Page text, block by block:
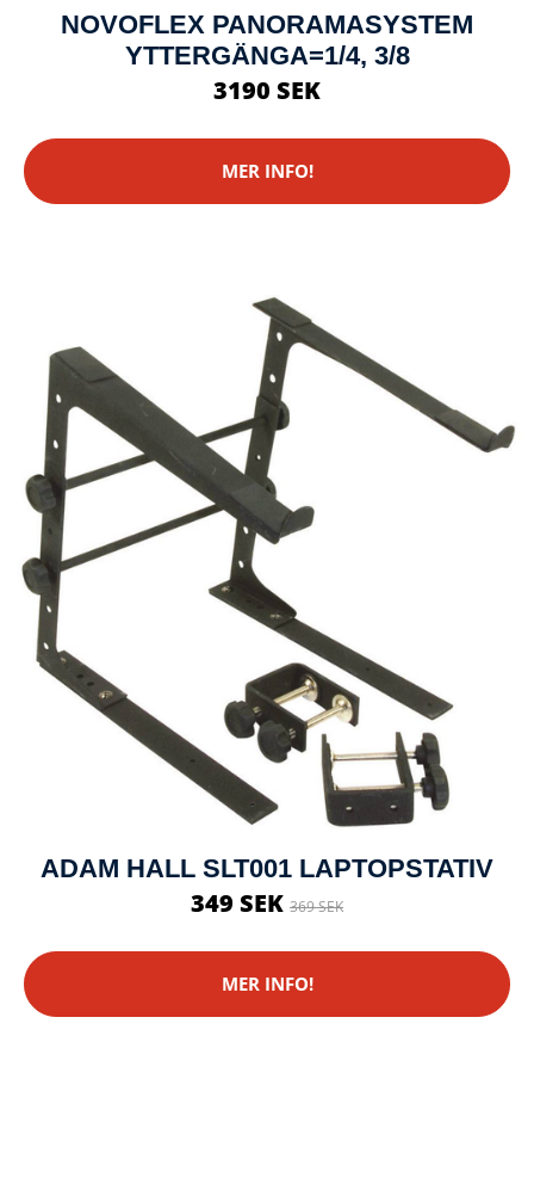
NOVOFLEX PANORAMASYSTEM
YTTERGÄNGA=1/4, 3/8
3190 SEK
MER INFO!
ADAM HALL SLT001 LAPTOPSTATIV
349 SEK 369 SEK
MER INFO!